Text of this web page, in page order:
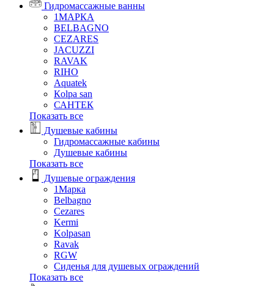
Гидромассажные ванны
1МАРКА
BELBAGNO
CEZARES
JACUZZI
RAVAK
RIHO
Аquatek
Кolpa san
САНТЕК
Показать все
Душевые кабины
Гидромассажные кабины
Душевые кабины
Показать все
Душевые ограждения
1Марка
Belbagno
Cezares
Kermi
Kolpasan
Ravak
RGW
Сиденья для душевых ограждений
Показать все